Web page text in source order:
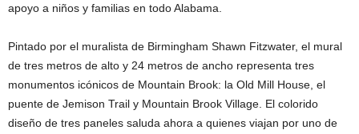
apoyo a niños y familias en todo Alabama.
Pintado por el muralista de Birmingham Shawn Fitzwater, el mural
de tres metros de alto y 24 metros de ancho representa tres
monumentos icónicos de Mountain Brook: la Old Mill House, el
puente de Jemison Trail y Mountain Brook Village. El colorido
diseño de tres paneles saluda ahora a quienes viajan por uno de